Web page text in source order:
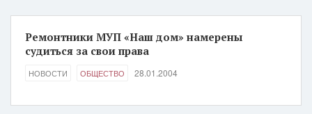
Ремонтники МУП «Наш дом» намерены
судиться за свои права
НОВОСТИ ОБЩЕСТВО 28.01.2004